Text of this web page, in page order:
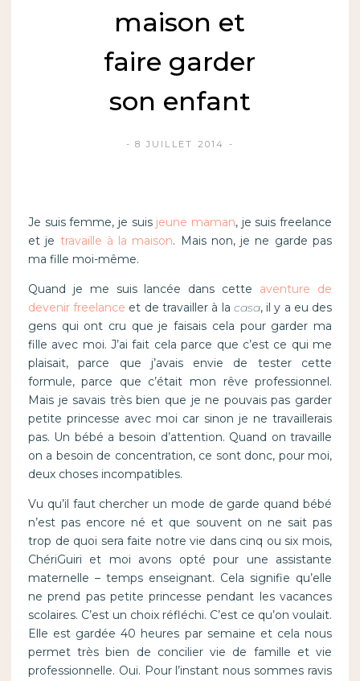
maison et
faire garder
son enfant
8 JUILLET 2014
Je suis femme, je suis jeune maman, je suis freelance
et je travaille à la maison. Mais non, je ne garde pas
ma fille moi-même.
Quand je me suis lancée dans cette aventure de
devenir freelance et de travailler à la casa, il y a eu des
gens qui ont cru que je faisais cela pour garder ma
fille avec moi. J’ai fait cela parce que c’est ce qui me
plaisait, parce que j’avais envie de tester cette
formule, parce que c’était mon rêve professionnel.
Mais je savais très bien que je ne pouvais pas garder
petite princesse avec moi car sinon je ne travaillerais
pas. Un bébé a besoin d’attention. Quand on travaille
on a besoin de concentration, ce sont donc, pour moi,
deux choses incompatibles.
Vu qu’il faut chercher un mode de garde quand bébé
n’est pas encore né et que souvent on ne sait pas
trop de quoi sera faite notre vie dans cinq ou six mois,
ChériGuiri et moi avons opté pour une assistante
maternelle – temps enseignant. Cela signifie qu’elle
ne prend pas petite princesse pendant les vacances
scolaires. C’est un choix réfléchi. C’est ce qu’on voulait.
Elle est gardée 40 heures par semaine et cela nous
permet très bien de concilier vie de famille et vie
professionnelle. Oui. Pour l’instant nous sommes ravis